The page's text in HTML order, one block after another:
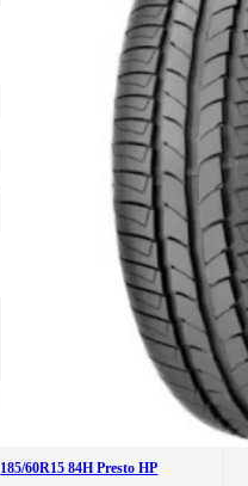
185/60R15 84H Presto HP